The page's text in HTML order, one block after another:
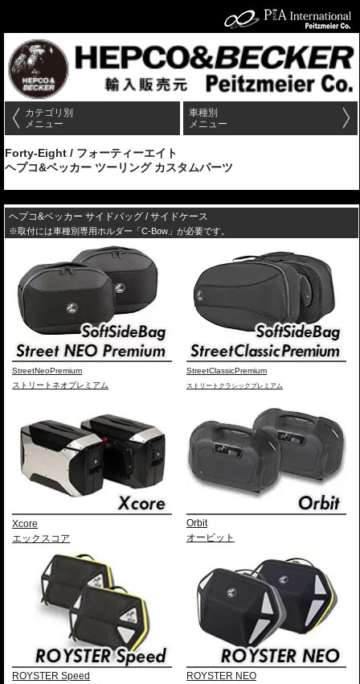
カテゴリ別
メニュー
車種別
メニュー
Forty-Eight / フォーティーエイト
ヘプコ&ベッカー ツーリング カスタムパーツ
ヘプコ&ベッカー サイドバッグ / サイドケース
※取付には車種別専用ホルダー「C-Bow」が必要です。
StreetNeoPremium
ストリートネオプレミアム
StreetClassicPremium
ストリートクラシックプレミアム
Xcore
エックスコア
Orbit
オービット
ROYSTER Speed
ROYSTER NEO